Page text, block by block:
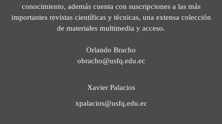
conocimiento, además cuenta con suscripciones a las más
importantes revistas científicas y técnicas, una extensa colección
de materiales multimedia y acceso.
Orlando Bracho
obracho@usfq.edu.ec
Xavier Palacios
xpalacios@usfq.edu.ec